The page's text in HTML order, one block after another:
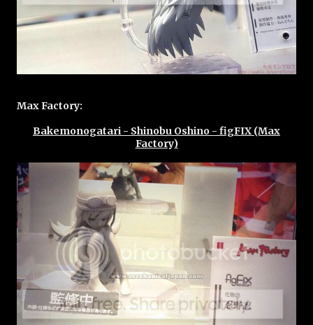
Max Factory:
Bakemonogatari - Shinobu Oshino - figFIX (Max
Factory)